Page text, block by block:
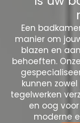
Een
manier om
blazen en
behoeften.
kunnen
tegelwerken
en oog
moderne